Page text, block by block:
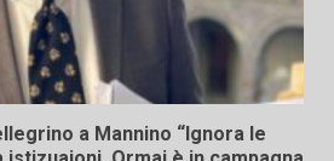
a Mannino “Ignora le